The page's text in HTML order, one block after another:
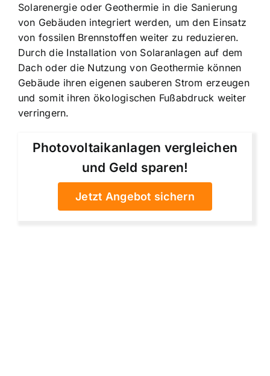
Solarenergie oder Geothermie in die Sanierung
von Gebäuden integriert werden, um den Einsatz
von fossilen Brennstoffen weiter zu reduzieren.
Durch die Installation von Solaranlagen auf dem
Dach oder die Nutzung von Geothermie können
Gebäude ihren eigenen sauberen Strom erzeugen
und somit ihren ökologischen Fußabdruck weiter
verringern.
Photovoltaikanlagen vergleichen
und Geld sparen!
Jetzt Angebot sichern